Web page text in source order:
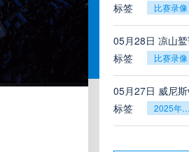
标签
比赛录像
标签
比赛录像
标签
2025年5月26日